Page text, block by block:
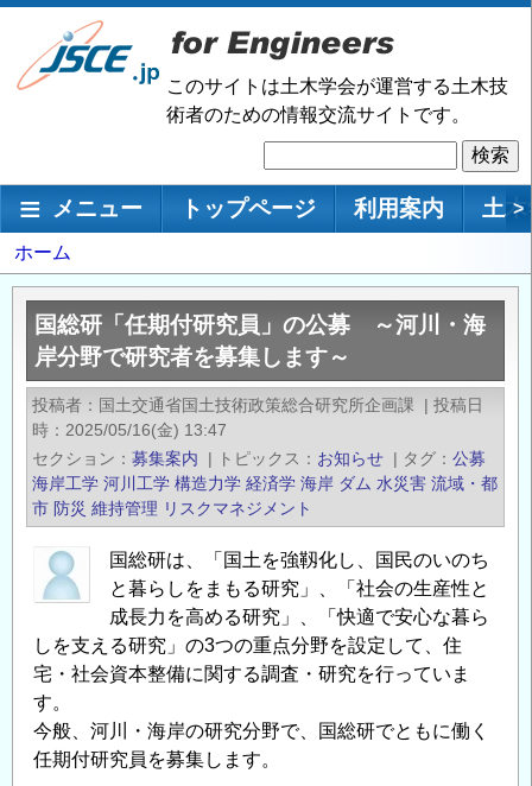
メ
ン
移
このサイトは土木学会が運営する土木技
術者のための情報交流サイトです。
索
メインナビゲーション
メニュー トップページ 利用案内 土 >
パ
ン
く
ホーム
国総研「任期付研究員」の公募 ～河川・海
岸分野で研究者を募集します～
投稿者 国土交通省国土技術政策総合研究所企画課 | 投稿日
時
2025/05/16(金) 13:47
セクション
募集案内 | トピックス お知らせ | タグ
公募
海岸工学 河川工学 構造力学 経済学 海岸 ダム 水災害 流域・都
市 防災 維持管理 リスクマネジメント
国総研は、「国土を強靱化し、国民のいのち
と暮らしをまもる研究」、「社会の生産性と
成長力を高める研究」、「快適で安心な暮ら
しを支える研究」の3つの重点分野を設定して、住
宅・社会資本整備に関する調査・研究を行っていま
す。
今般、河川・海岸の研究分野で、国総研でともに働く
任期付研究員を募集します。